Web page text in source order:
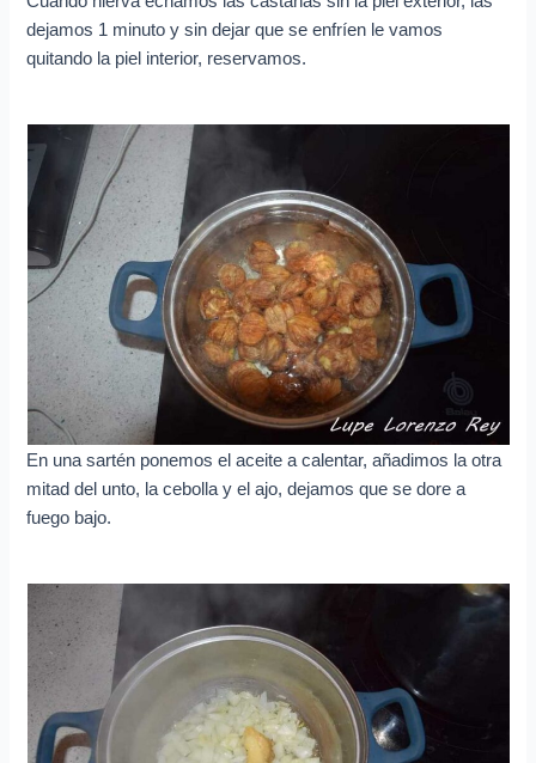
dejamos 1 minuto y sin dejar que se enfríen le vamos
quitando la piel interior, reservamos.
En una sartén ponemos el aceite a calentar, añadimos la otra
mitad del unto, la cebolla y el ajo, dejamos que se dore a
fuego bajo.